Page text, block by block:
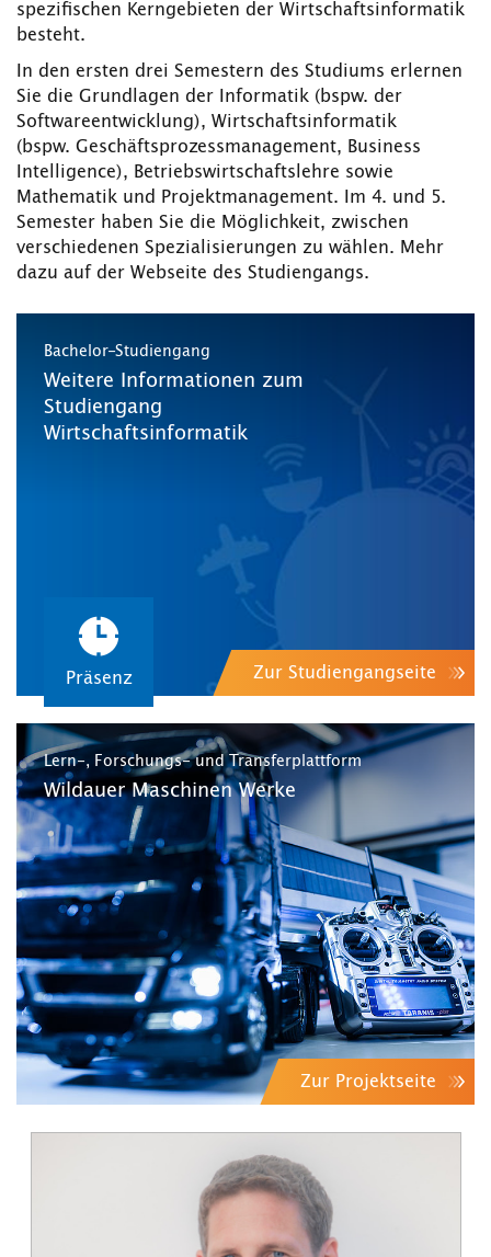
spezifischen Kerngebieten der Wirtschaftsinformatik
besteht.
In den ersten drei Semestern des Studiums erlernen
Sie die Grundlagen der Informatik (bspw. der
Softwareentwicklung), Wirtschaftsinformatik
(bspw. Geschäftsprozessmanagement, Business
Intelligence), Betriebswirtschaftslehre sowie
Mathematik und Projektmanagement. Im 4. und 5.
Semester haben Sie die Möglichkeit, zwischen
verschiedenen Spezialisierungen zu wählen. Mehr
dazu auf der Webseite des Studiengangs.
Präsenz
Bachelor-Studiengang
Weitere Informationen zum
Studiengang
Wirtschaftsinformatik
Zur Studiengangseite
Lern-, Forschungs- und Transferplattform
Wildauer Maschinen Werke
Zur Projektseite